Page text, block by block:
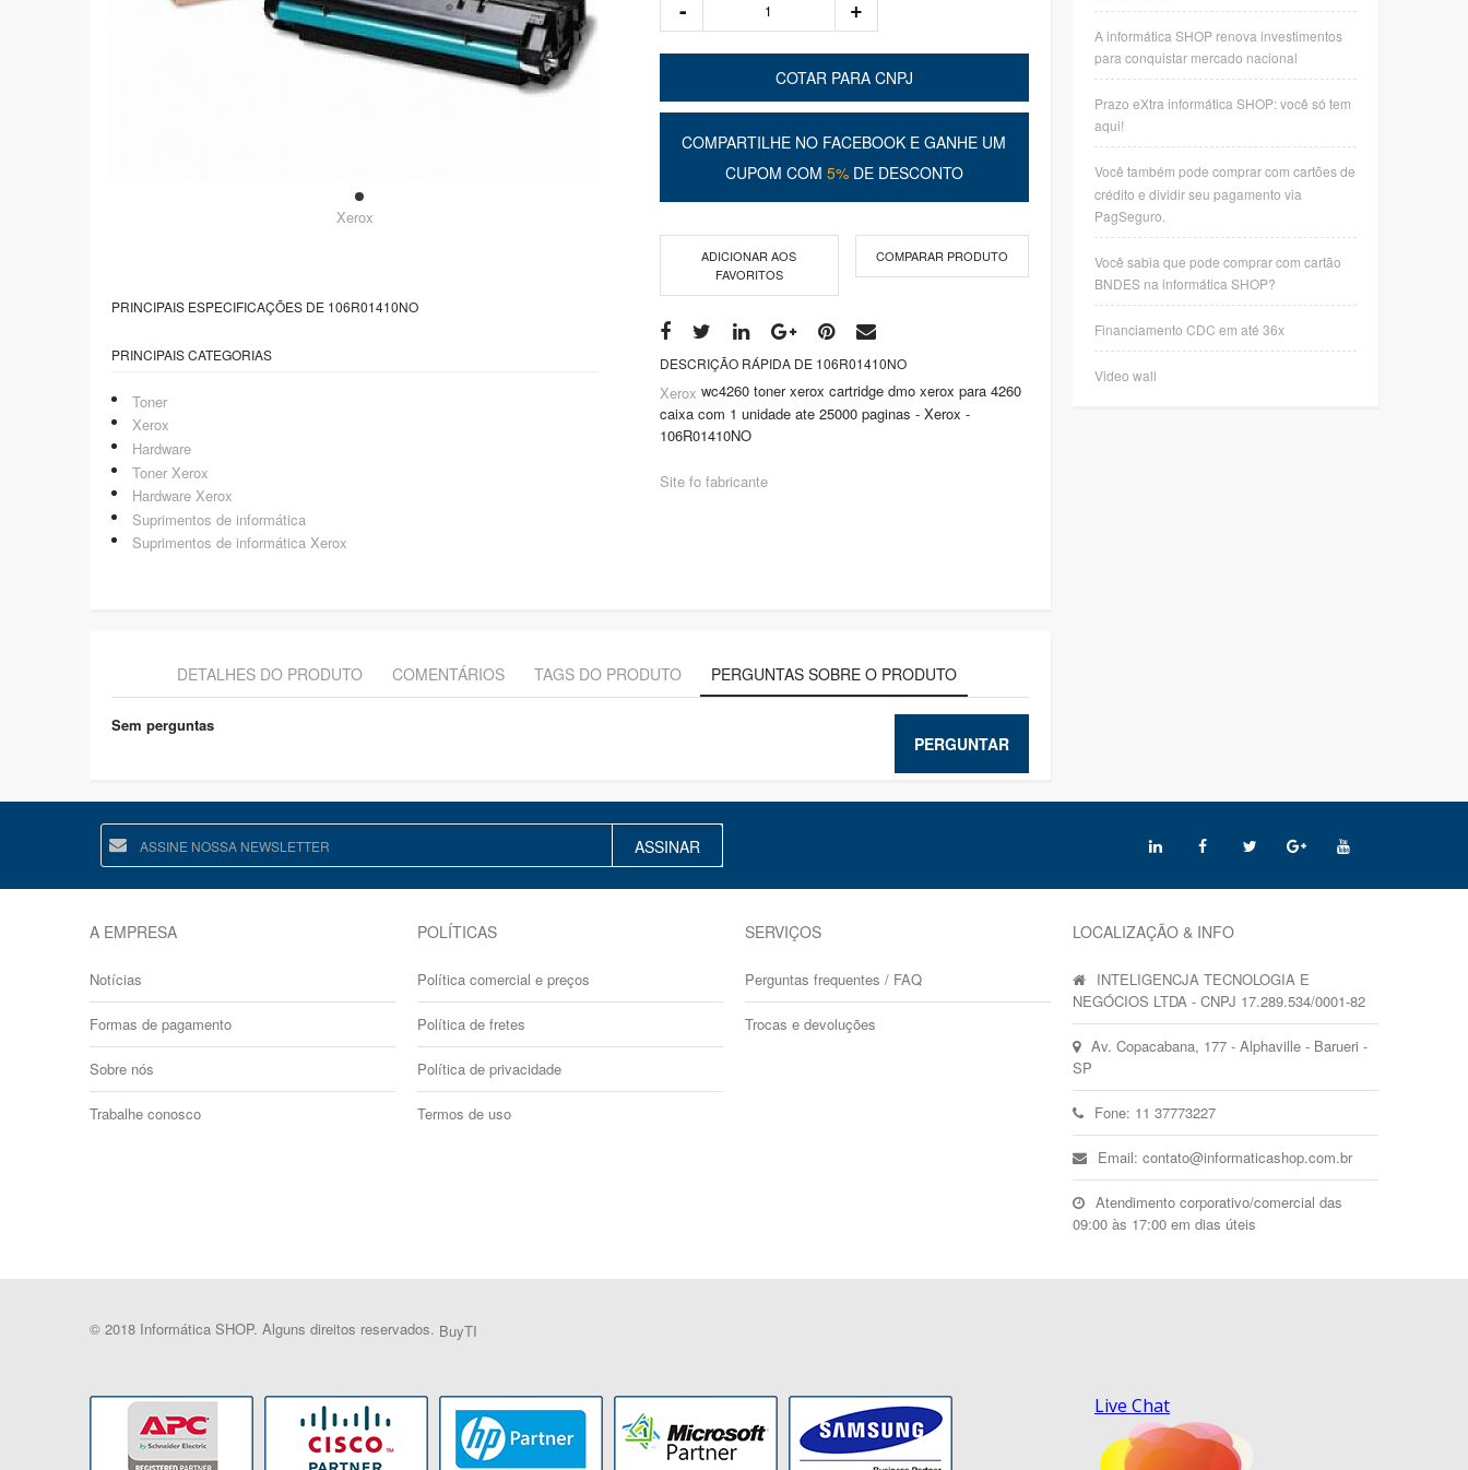
Xerox
PRINCIPAIS ESPECIFICAÇÕES DE 106R01410NO
PRINCIPAIS CATEGORIAS
Toner
Xerox
Hardware
Toner Xerox
Hardware Xerox
Suprimentos de informática
Suprimentos de informática Xerox
COTAR PARA CNPJ
COMPARTILHE NO FACEBOOK E GANHE UM
CUPOM COM 5%DE DESCONTO
ADICIONAR AOS
FAVORITOS
COMPARAR PRODUTO
DESCRIÇÃO RÁPIDA DE 106R01410NO
Xerox wc4260 toner xerox cartridge dmo xerox para 4260
caixa com 1 unidade ate 25000 paginas - Xerox -
106R01410NO
Site fo fabricante
DETALHES DO PRODUTO COMENTÁRIOS TAGS DO PRODUTO PERGUNTAS SOBRE O PRODUTO
PERGUNTAR
Sem perguntas
A informática SHOP renova investimentos
para conquistar mercado nacional
Prazo eXtra informática SHOP: você só tem
aqui!
Você também pode comprar com cartões de
crédito e dividir seu pagamento via
PagSeguro.
Você sabia que pode comprar com cartão
BNDES na informática SHOP?
Financiamento CDC em até 36x
Video wall
ASSINAR
A EMPRESA
Notícias
Formas de pagamento
Sobre nós
Trabalhe conosco
POLÍTICAS
Política comercial e preços
Política de fretes
Política de privacidade
Termos de uso
SERVIÇOS
Perguntas frequentes / FAQ
Trocas e devoluções
LOCALIZAÇÃO & INFO
INTELIGENCJA TECNOLOGIA E
NEGÓCIOS LTDA - CNPJ 17.289.534/0001-82
Av. Copacabana, 177 - Alphaville - Barueri -
SP
Fone: 11 37773227
Email: contato@informaticashop.com.br
Atendimento corporativo/comercial das
09:00 às 17:00 em dias úteis
© 2018 Informática SHOP. Alguns direitos reservados. BuyTI